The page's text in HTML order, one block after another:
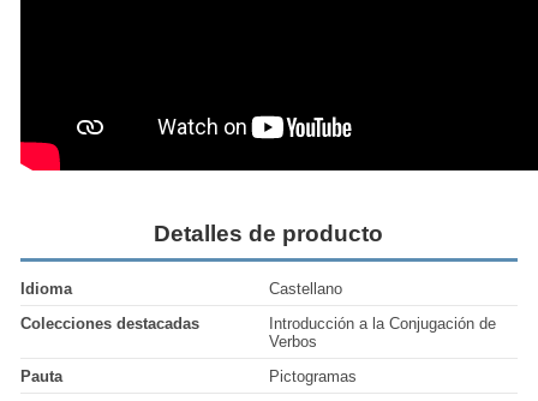
Detalles de producto
Idioma
Castellano
Colecciones destacadas
Introducción a la Conjugación de
Verbos
Pauta
Pictogramas